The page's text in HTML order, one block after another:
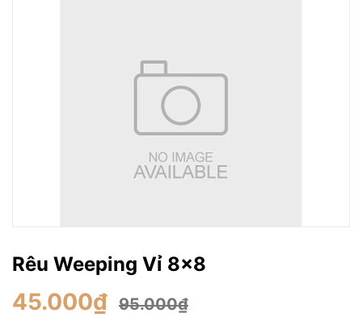
Rêu Weeping Vỉ 8x8
45.000₫ 95.000₫